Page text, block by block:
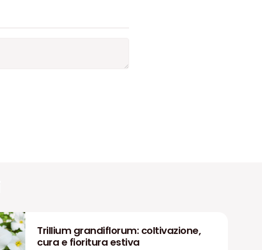
Trillium grandiflorum: coltivazione,
cura e fioritura estiva